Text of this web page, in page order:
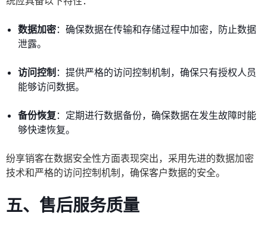
数据加密：确保数据在传输和存储过程中加密，防止数据
泄露。
访问控制 ：提供严格的访问控制机制，确保只有授权人员
能够访问数据。
备份恢复 ：定期进行数据备份，确保数据在发生故障时能
够快速恢复。
纷享销客在数据安全性方面表现突出，采用先进的数据加密
技术和严格的访问控制机制，确保客户数据的安全。
五、售后服务质量